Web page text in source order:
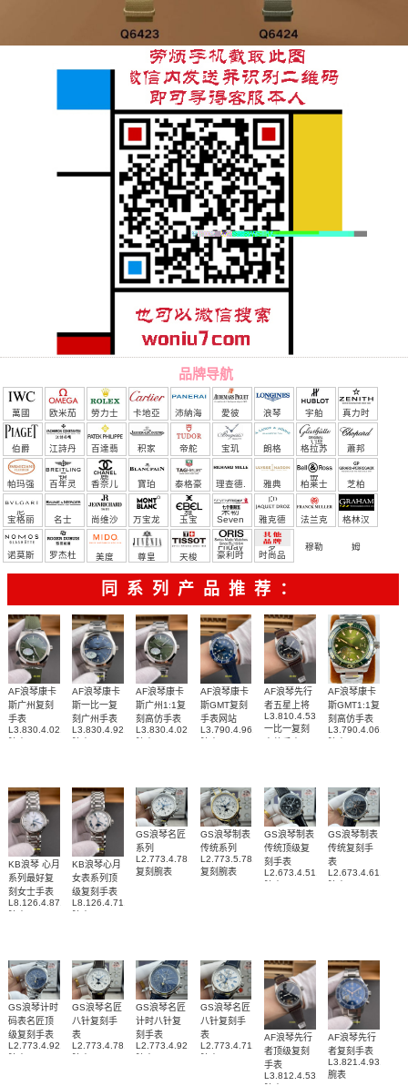
品牌导航
萬國 欧米茄 勞力士 卡地亞 沛納海 愛彼 浪琴 宇舶
（恒
宝）
真力时
伯爵 江詩丹
頓
百達翡
麗
积家 帝舵 宝玑 朗格 格拉苏
蒂
蕭邦
帕玛强
尼
百年灵 香奈儿 寶珀 泰格豪
雅
理查德.
米勒
雅典 柏莱士 芝柏
宝格丽 名士 尚维沙 万宝龙 玉宝 Seven
Friday
雅克德
罗
法兰克
穆勒
格林汉
姆
诺莫斯
罗杰杜 美度 尊皇 天梭 豪利时 时尚品
牌/原单
同系列产品推荐：
AF浪琴康卡
斯广州复刻
手表
L3.830.4.02.9
AF浪琴康卡
斯一比一复
刻广州手表
L3.830.4.92.6
AF浪琴康卡
斯广州1:1复
刻高仿手表
L3.830.4.02.6
AF浪琴康卡
斯GMT复刻
手表网站
L3.790.4.96.9
AF浪琴先行
者五星上将
L3.810.4.53.0
一比一复刻
AF浪琴康卡
斯GMT1:1复
刻高仿手表
L3.790.4.06.6
KB浪琴 心月
系列最好复
刻女士手表
L8.126.4.87.6
KB浪琴心月
女表系列顶
级复刻手表
L8.126.4.71.6
GS浪琴名匠
系列
L2.773.4.78.6
复刻腕表
GS浪琴制表
传统系列
L2.773.5.78.7
复刻腕表
GS浪琴制表
传统顶级复
刻手表
L2.673.4.51.7
GS浪琴制表
传统复刻手
表
L2.673.4.61.2
GS浪琴计时
码表名匠顶
级复刻手表
L2.773.4.92.6
GS浪琴名匠
八针复刻手
表
L2.773.4.78.3
GS浪琴名匠
计时八针复
刻手表
L2.773.4.92.0
GS浪琴名匠
八针复刻手
表
L2.773.4.71.2
AF浪琴先行
者顶级复刻
手表
L3.812.4.53.2
AF浪琴先行
者复刻手表
L3.821.4.93.6
腕表